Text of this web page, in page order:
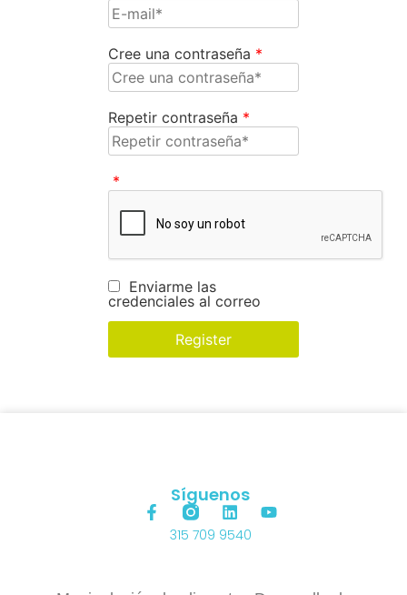
Cree una contraseña *
Repetir contraseña *
*
Enviarme las
credenciales al correo
Síguenos
315 709 9540